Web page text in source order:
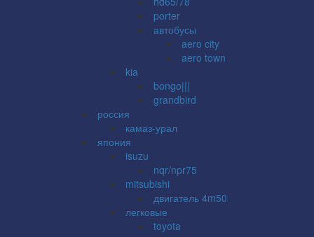
porter
автобусы
aero city
aero town
kia
bongo|||
grandbird
россия
камаз-урал
япония
isuzu
nqr/npr75
mitsubishi
двигатель 4m50
легковые
toyota